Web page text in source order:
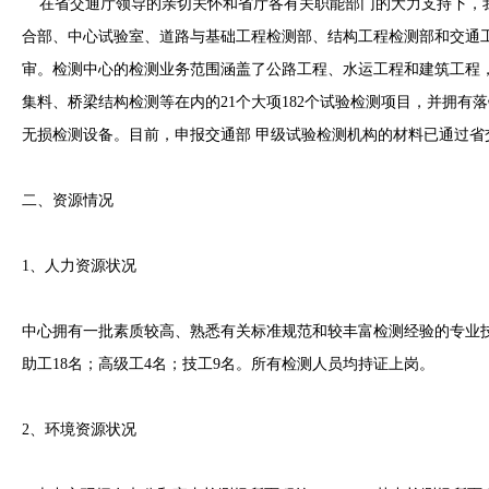
在省交通厅领导的亲切关怀和省厅各有关职能部门的大力支持下，
合部、中心试验室、道路与基础工程检测部、结构工程检测部和交
审。检测中心的检测业务范围涵盖了公路工程、水运工程和建筑工
集料、桥梁结构检测等在内的21个大项182个试验检测项目，并拥有
无损检测设备。目前，申报交通部 甲级试验检测机构的材料已通过
二、资源情况
1、人力资源状况
中心拥有一批素质较高、熟悉有关标准规范和较丰富检测经验的专
助工18名；高级工4名；技工9名。所有检测人员均持证上岗。
2、环境资源状况